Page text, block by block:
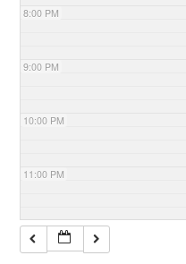
8:00 PM
9:00 PM
10:00 PM
11:00 PM